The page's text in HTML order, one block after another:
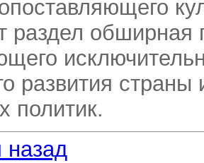
раздел
развития
политик.
назад